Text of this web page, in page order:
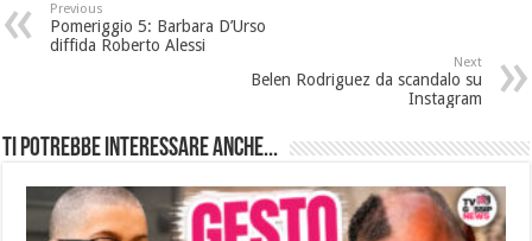
Previous
Pomeriggio 5: Barbara D’Urso
diffida Roberto Alessi
Next
Belen Rodriguez da scandalo su
Instagram
Ti potrebbe interessare anche...